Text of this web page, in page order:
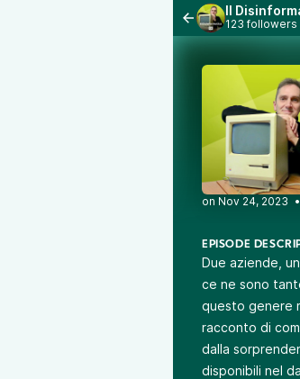
Il
123 followers
•
EPISODE
Due aziende,
ce ne sono
questo genere
racconto di
dalla
disponibili nel